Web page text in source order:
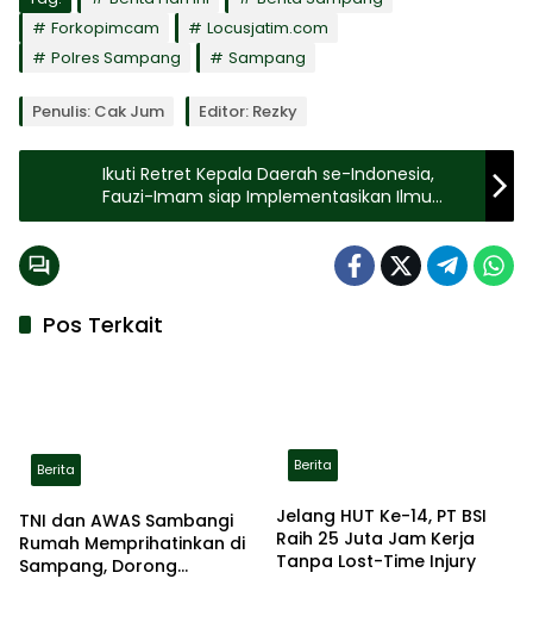
Forkopimcam
Locusjatim.com
Polres Sampang
Sampang
Penulis: Cak Jum Editor: Rezky
Ikuti Retret Kepala Daerah se-Indonesia,
Fauzi-Imam siap Implementasikan Ilmu
untuk Bangun Sumenep
Pos Terkait
Berita
TNI dan AWAS Sambangi
Rumah Memprihatinkan di
Sampang, Dorong
Berita
Jelang HUT Ke-14, PT BSI
Raih 25 Juta Jam Kerja
Tanpa Lost-Time Injury